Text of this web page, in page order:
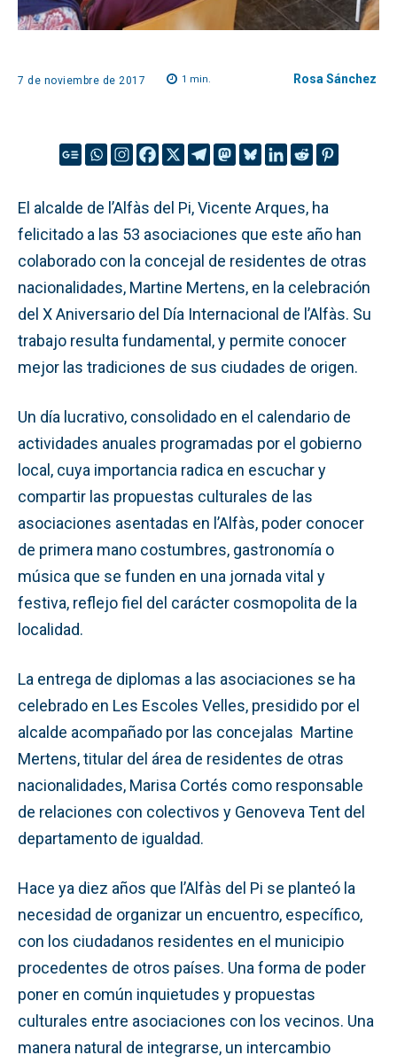
7 de noviembre de 2017 1 min. Rosa Sánchez
El alcalde de l’Alfàs del Pi, Vicente Arques, ha
felicitado a las 53 asociaciones que este año han
colaborado con la concejal de residentes de otras
nacionalidades, Martine Mertens, en la celebración
del X Aniversario del Día Internacional de l’Alfàs. Su
trabajo resulta fundamental, y permite conocer
mejor las tradiciones de sus ciudades de origen.
Un día lucrativo, consolidado en el calendario de
actividades anuales programadas por el gobierno
local, cuya importancia radica en escuchar y
compartir las propuestas culturales de las
asociaciones asentadas en l’Alfàs, poder conocer
de primera mano costumbres, gastronomía o
música que se funden en una jornada vital y
festiva, reflejo fiel del carácter cosmopolita de la
localidad.
La entrega de diplomas a las asociaciones se ha
celebrado en Les Escoles Velles, presidido por el
alcalde acompañado por las concejalas Martine
Mertens, titular del área de residentes de otras
nacionalidades, Marisa Cortés como responsable
de relaciones con colectivos y Genoveva Tent del
departamento de igualdad.
Hace ya diez años que l’Alfàs del Pi se planteó la
necesidad de organizar un encuentro, específico,
con los ciudadanos residentes en el municipio
procedentes de otros países. Una forma de poder
poner en común inquietudes y propuestas
culturales entre asociaciones con los vecinos. Una
manera natural de integrarse, un intercambio